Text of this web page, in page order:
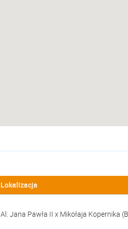
Lokalizacja
Al. Jana Pawła II x Mikołaja Kopernika